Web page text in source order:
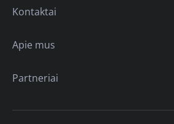
Kontaktai
Apie mus
Partneriai